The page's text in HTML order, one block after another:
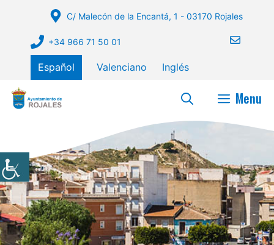
contenido
C/ Malecón de la Encantá, 1 - 03170 Rojales
+34 966 71 50 01
Español Valenciano Inglés
Menu